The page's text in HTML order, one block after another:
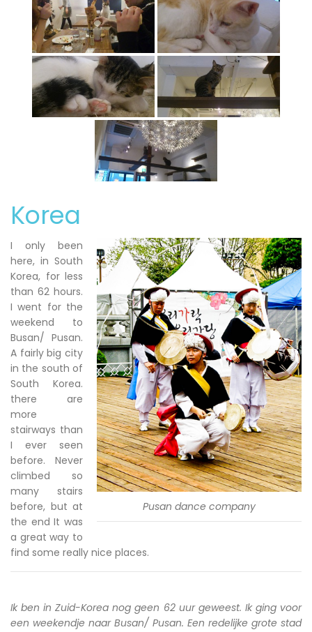
Korea
Pusan dance company
I only been
here, in South
Korea, for less
than 62 hours.
I went for the
weekend to
Busan/ Pusan.
A fairly big city
in the south of
South Korea.
there are
more
stairways than
I ever seen
before. Never
climbed so
many stairs
before, but at
the end It was
a great way to
find some really nice places.
Ik ben in Zuid-Korea nog geen 62 uur geweest. Ik ging voor
een weekendje naar Busan/ Pusan. Een redelijke grote stad